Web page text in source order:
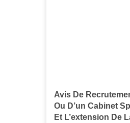
Avis De
Ou D’un Cabinet
Et L’extension De